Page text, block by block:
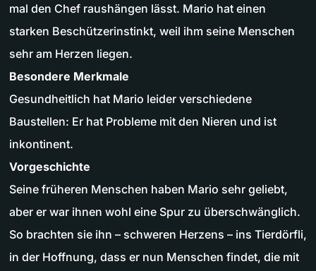
mal den Chef raushängen lässt. Mario hat einen
starken Beschützerinstinkt, weil ihm seine Menschen
sehr am Herzen liegen.
Besondere Merkmale
Gesundheitlich hat Mario leider verschiedene
Baustellen: Er hat Probleme mit den Nieren und ist
inkontinent.
Vorgeschichte
Seine früheren Menschen haben Mario sehr geliebt,
aber er war ihnen wohl eine Spur zu überschwänglich.
So brachten sie ihn – schweren Herzens – ins Tierdörfli,
in der Hoffnung, dass er nun Menschen findet, die mit